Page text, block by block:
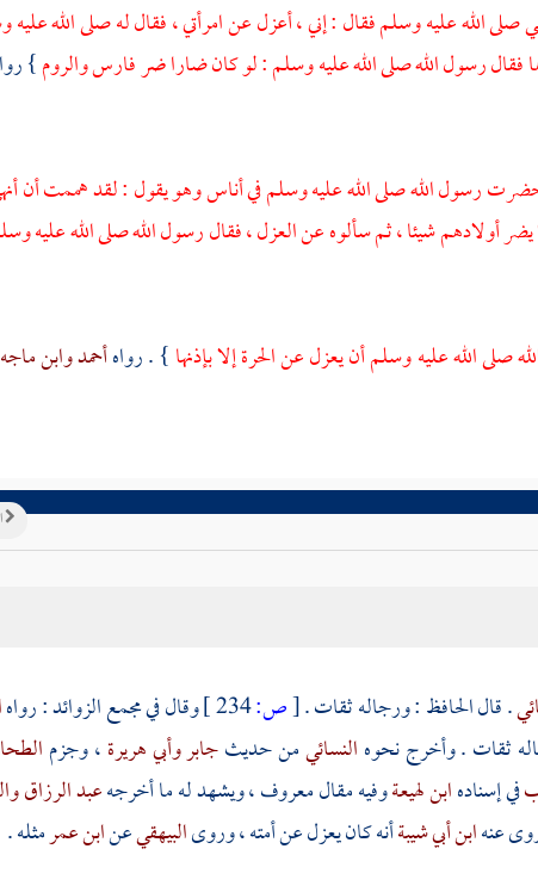
صلى الله عليه وسلم فقال : إني ، أعزل عن امرأتي ، فقال له صلى الله
رسول الله صلى الله عليه وسلم : لو كان ضارا ضرفارسوالروم}
رسول الله صلى الله عليه وسلم في أناس وهو يقول : لقد هممت أن
يضر أولادهم شيئا ، ثم سألوه عن العزل ، فقال رسول الله صلى الله عليه
صلى الله عليه وسلم أن يعزل عن الحرة إلا بإذنها} . رواهأحمدوابن
. قال الحافظ : ورجاله ثقات .[ص:234 ] وقال في مجمع الزوائد : رواه
ثقات . وأخرج نحوهالنسائيمن حديثجابروأبي هريرة، وجزم
في إسنادهابن لهيعةوفيه مقال معروف ، ويشهد له ما أخرجهعبد الرزاق
عنهابن أبي شيبةأنه كان يعزل عن أمته ، وروىالبيهقيعنابن عمرمثله .